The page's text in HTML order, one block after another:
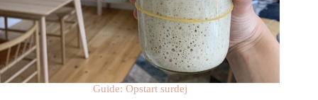
Guide: Opstart surdej